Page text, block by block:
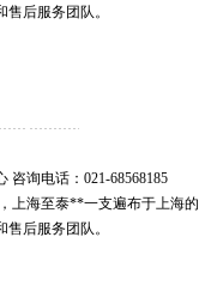
后服务团队。
询电话：021-68568185
上海至泰**一支遍布于上海的
后服务团队。